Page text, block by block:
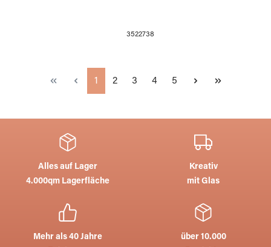
3522738
Seite
1 Seite
2 Seite
3 Seite
4 Seite
5
Alles auf Lager
4.000qm Lagerfläche
Kreativ
mit Glas
Mehr als 40 Jahre
über 10.000